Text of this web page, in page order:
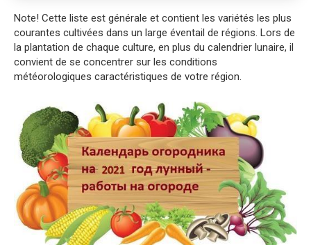
Note! Cette liste est générale et contient les variétés les plus
courantes cultivées dans un large éventail de régions. Lors de
la plantation de chaque culture, en plus du calendrier lunaire, il
convient de se concentrer sur les conditions
météorologiques caractéristiques de votre région.